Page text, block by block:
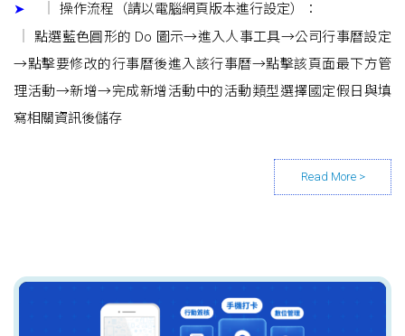
➤
操作流程（請以電腦網頁版本進行設定）：
點選藍色圓形的 Do 圖示→進入人事工具→公司行事曆設定
→點擊要修改的行事曆後進入該行事曆→點擊該頁面最下方管
理活動→新增→完成新增活動中的活動類型選擇國定假日與填
寫相關資訊後儲存